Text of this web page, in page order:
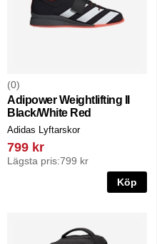
0
Adipower Weightlifting II
Black/White Red
Adidas Lyftarskor
799 kr
Lägsta pris:799 kr
Köp